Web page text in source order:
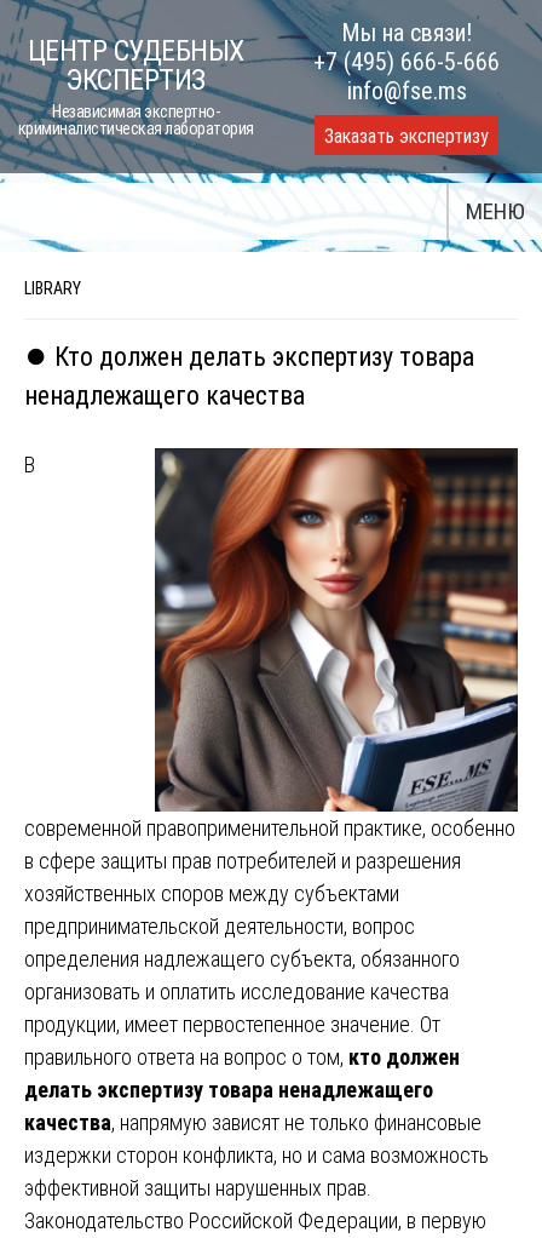
Skip
to
content
ЦЕНТР СУДЕБНЫХ
ЭКСПЕРТИЗ
Независимая экспертно-
криминалистическая лаборатория
Мы на связи!
+7 (495) 666-5-666
info@fse.ms
Заказать экспертизу
МЕНЮ
LIBRARY
⏺️ Кто должен делать экспертизу товара
ненадлежащего качества
В
современной правоприменительной практике, особенно
в сфере защиты прав потребителей и разрешения
хозяйственных споров между субъектами
предпринимательской деятельности, вопрос
определения надлежащего субъекта, обязанного
организовать и оплатить исследование качества
продукции, имеет первостепенное значение. От
правильного ответа на вопрос о том, кто должен
делать экспертизу товара ненадлежащего
качества, напрямую зависят не только финансовые
издержки сторон конфликта, но и сама возможность
эффективной защиты нарушенных прав.
Законодательство Российской Федерации, в первую